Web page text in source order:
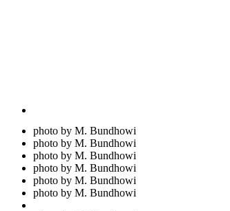
photo by M. Bundhowi
photo by M. Bundhowi
photo by M. Bundhowi
photo by M. Bundhowi
photo by M. Bundhowi
photo by M. Bundhowi